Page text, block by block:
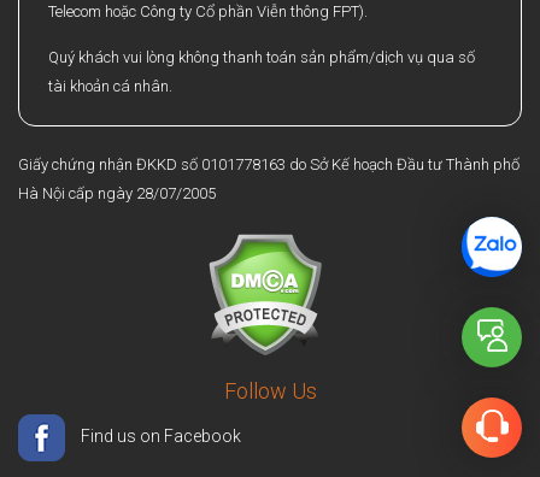
Follow Us
Find us on Facebook
Telecom hoặc Công ty Cổ phần Viễn thông FPT).
Quý khách vui lòng không thanh toán sản phẩm/dịch vụ qua số
tài khoản cá nhân.
Giấy chứng nhận ĐKKD số 0101778163 do Sở Kế hoạch Đầu tư Thành phố
Hà Nội cấp ngày 28/07/2005